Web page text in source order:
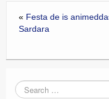
« Festa de is
Sardara